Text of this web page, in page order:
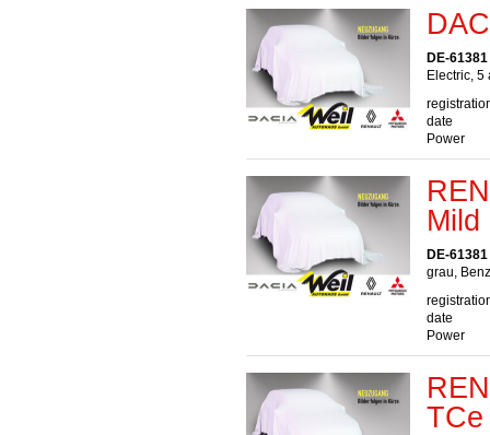
DE-
Electric, 5
date
Power
DE-
grau,
date
Power